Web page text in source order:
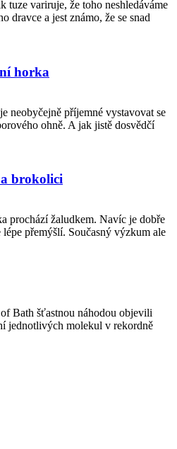
tuze variruje, že toho neshledáváme
dravce a jest známo, že se snad
horka
neobyčejně příjemné vystavovat se
ohně. A jak jistě dosvědčí
a brokolici
prochází žaludkem. Navíc je dobře
přemýšlí. Současný výzkum ale
Bath šťastnou náhodou objevili
jednotlivých molekul v rekordně